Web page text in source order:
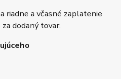
riadne a včasné zaplatenie
dodaný tovar.